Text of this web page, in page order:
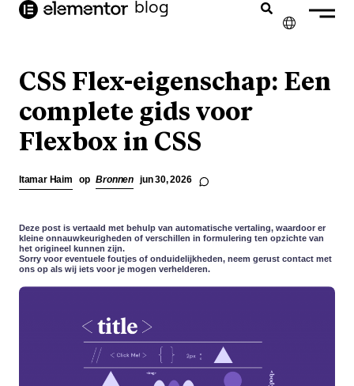
blog
ENGLISH
ITALIANO
CSS Flex-eigenschap: Een
complete gids voor
Flexbox in CSS
Itamar Haim op Bronnen jun 30, 2026
Deze post is vertaald met behulp van automatische vertaling, waardoor er
kleine onnauwkeurigheden of verschillen in formulering ten opzichte van
het origineel kunnen zijn.
Sorry voor eventuele foutjes of onduidelijkheden, neem gerust contact met
ons op als wij iets voor je mogen verhelderen.